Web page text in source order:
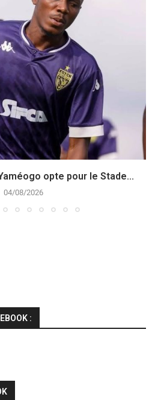
opte pour le Stade...
04/08/2026
: